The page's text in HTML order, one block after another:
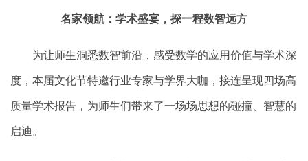
名家领航：学术盛宴，探一程数智远方
为让师生洞悉数智前沿，感受数学的应用价值与学术深
度，本届文化节特邀行业专家与学界大咖，接连呈现四场高
质量学术报告，为师生们带来了一场场思想的碰撞、智慧的
启迪。